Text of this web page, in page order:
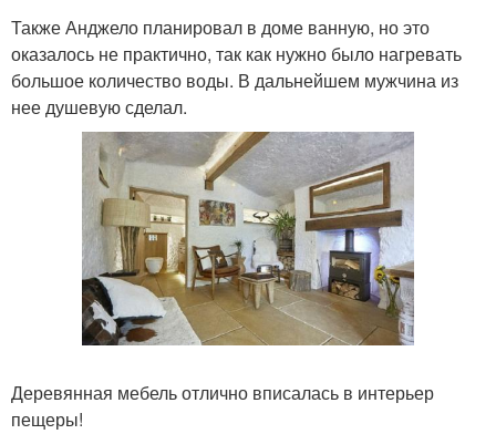
Также Анджело планировал в доме ванную, но это
оказалось не практично, так как нужно было нагревать
большое количество воды. В дальнейшем мужчина из
нее душевую сделал.
Деревянная мебель отлично вписалась в интерьер
пещеры!